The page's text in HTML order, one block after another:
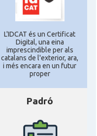
L'IDCAT és un Certificat
Digital, una eina
imprescindible per als
catalans de l'exterior, ara,
i més encara en un futur
proper
Padró